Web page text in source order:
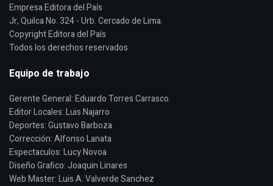
Empresa Editora del País
Jr, Quilca No. 324 - Urb. Cercado de Lima.
Copyright Editora del País
Todos los derechos reservados
Equipo de trabajo
Gerente General: Eduardo Torres Carrasco.
Editor Locales: Luis Najarro
Deportes: Gustavo Barboza
Corrección: Alfonso Lanata
Espectaculos: Lucy Novoa
Diseño Grafico: Joaquin Linares
Web Master: Luis A. Valverde Sanchez